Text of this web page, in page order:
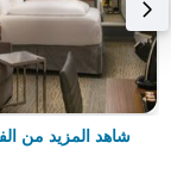
شاهد المزيد من